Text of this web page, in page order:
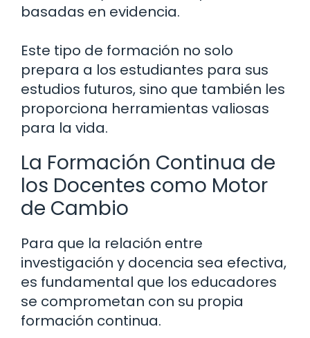
basadas en evidencia.
Este tipo de formación no solo
prepara a los estudiantes para sus
estudios futuros, sino que también les
proporciona herramientas valiosas
para la vida.
La Formación Continua de
los Docentes como Motor
de Cambio
Para que la relación entre
investigación y docencia sea efectiva,
es fundamental que los educadores
se comprometan con su propia
formación continua.